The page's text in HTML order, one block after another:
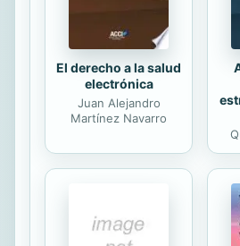
El derecho a la salud
electrónica
Juan Alejandro
Martínez Navarro